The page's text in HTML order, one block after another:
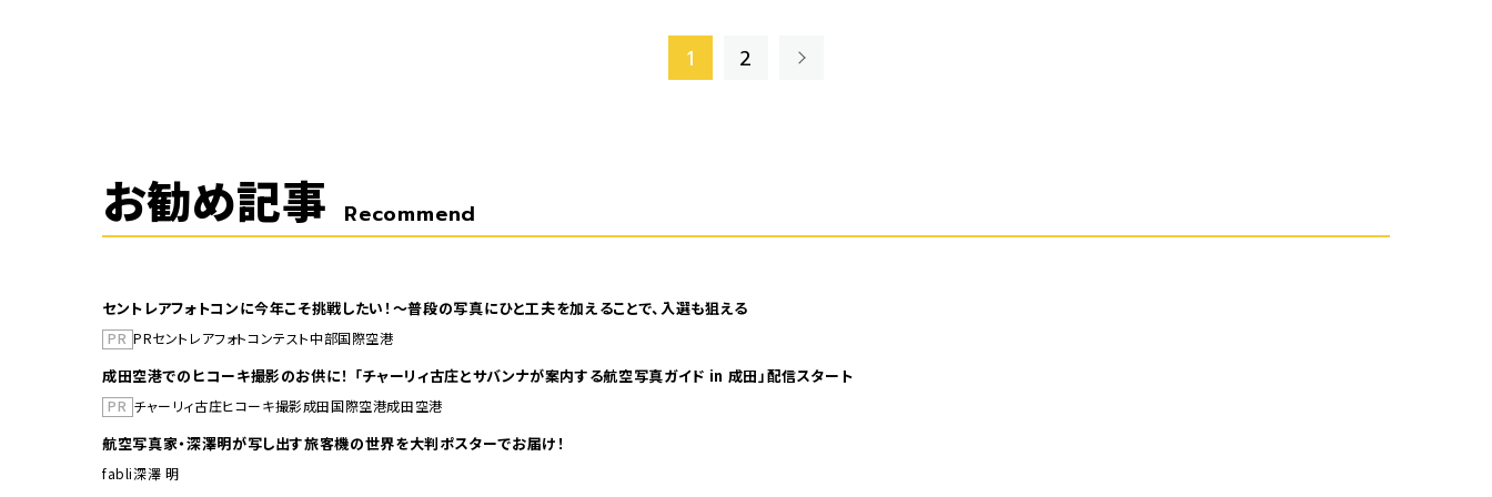
1 2
お勧め記事 Recommend
セントレアフォトコンに今年こそ挑戦したい！～普段の写真にひと工夫を加えることで、入選も狙える
PR PRセントレアフォトコンテスト中部国際空港
成田空港でのヒコーキ撮影のお供に！ 「チャーリィ古庄とサバンナが案内する航空写真ガイド in 成田」配信スタート
PR チャーリィ古庄ヒコーキ撮影成田国際空港成田空港
航空写真家・深澤明が写し出す旅客機の世界を大判ポスターでお届け！
fabli深澤 明